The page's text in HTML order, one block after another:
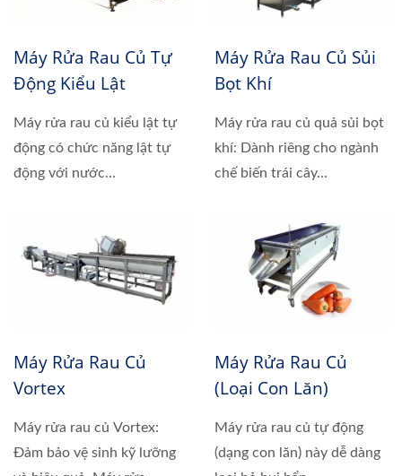
Máy Rửa Rau Củ Tự
Động Kiểu Lật
Máy rửa rau củ kiểu lật tự
động có chức năng lật tự
động với nước...
Máy Rửa Rau Củ Sủi
Bọt Khí
Máy rửa rau củ quả sủi bọt
khí: Dành riêng cho ngành
chế biến trái cây...
Máy Rửa Rau Củ
Vortex
Máy rửa rau củ Vortex:
Đảm bảo vệ sinh kỹ lưỡng
Máy Rửa Rau Củ
(Loại Con Lăn)
Máy rửa rau củ tự động
(dạng con lăn) này dễ dàng